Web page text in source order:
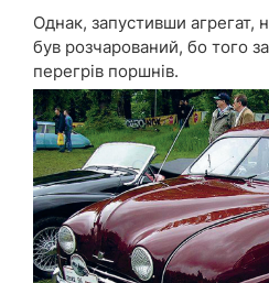
Однак, запустивши агрегат,
був розчарований, бо того
перегрів поршнів.